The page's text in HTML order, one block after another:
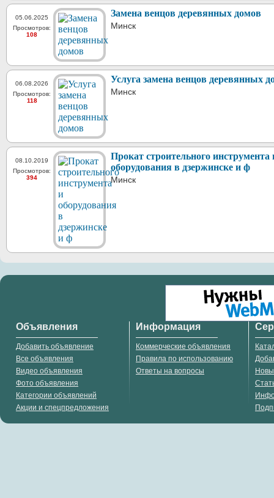
05.06.2025
Просмотров:
108
Замена венцов деревянных домов
Минск
06.08.2026
Просмотров:
118
Услуга замена венцов деревянных
Минск
08.10.2019
Просмотров:
394
Прокат строительного инструмента
оборудования в дзержинске и ф
Минск
Объявления
Добавить объявление
Все объявления
Видео объявления
Фото объявления
Категории объявлений
Акции и спецпредложения
Информация
Коммерческие объявления
Правила по использованию
Ответы на вопросы